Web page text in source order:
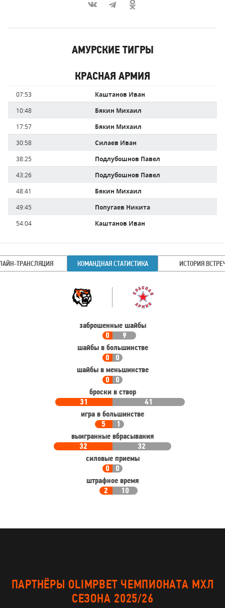
АМУРСКИЕ ТИГРЫ
КРАСНАЯ АРМИЯ
Время Имя
игрока
07:53
Каштанов Иван
10:48
Бякин Михаил
17:57
Бякин Михаил
30:58
Силаев Иван
38:25
Подлубошнов Павел
43:26
Подлубошнов Павел
48:41
Бякин Михаил
49:45
Попугаев Никита
54:04
Каштанов Иван
ТРАНСЛЯЦИЯ КОМАНДНАЯ СТАТИСТИКА ИСТОРИЯ
Команда
заброшенные шайбы
0
9
шайбы в большинстве
0
0
шайбы в меньшинстве
0
0
броски в створ
31
41
игра в большинстве
5
1
выигранные вбрасывания
32
32
силовые приемы
0
0
штрафное время
2
10
ПАРТНЁРЫ OLIMPBET ЧЕМПИОНАТА МХЛ
СЕЗОНА 2025/26